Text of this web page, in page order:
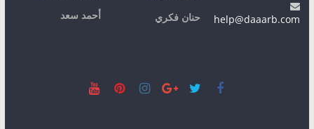
help@daaarb.com
حنان فكري أحمد سعد